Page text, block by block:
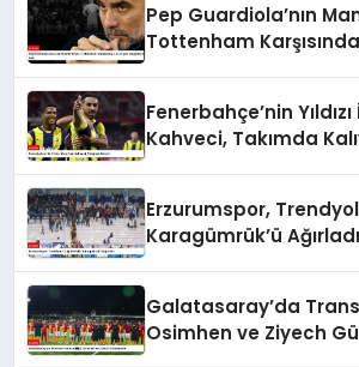
Pep Guardiola’nın
Tottenham
Fenerbahçe’nin
Kahveci, Takımda
Erzurumspor, Trendyol
Karagümrük’ü Ağırladı
Galatasaray’da
Osimhen ve Ziyech